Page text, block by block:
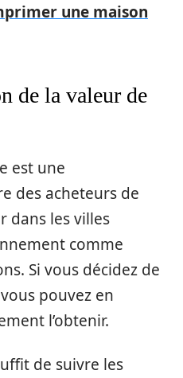
une maison
de la valeur de
est une
des acheteurs de
dans les villes
comme
Si vous décidez de
pouvez en
l’obtenir.
de suivre les